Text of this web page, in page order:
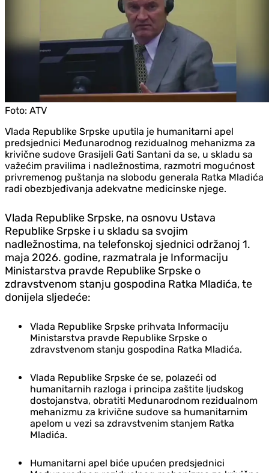
Foto: ATV
Vlada Republike Srpske uputila je humanitarni apel
predsjednici Međunarodnog rezidualnog mehanizma za
krivične sudove Grasijeli Gati Santani da se, u skladu sa
važećim pravilima i nadležnostima, razmotri mogućnost
privremenog puštanja na slobodu generala Ratka Mladića
radi obezbjeđivanja adekvatne medicinske njege.
Vlada Republike Srpske, na osnovu Ustava
Republike Srpske i u skladu sa svojim
nadležnostima, na telefonskoj sjednici održanoj 1.
maja 2026. godine, razmatrala je Informaciju
Ministarstva pravde Republike Srpske o
zdravstvenom stanju gospodina Ratka Mladića, te
donijela sljedeće:
Vlada Republike Srpske prihvata Informaciju
Ministarstva pravde Republike Srpske o
zdravstvenom stanju gospodina Ratka Mladića.
Vlada Republike Srpske će se, polazeći od
humanitarnih razloga i principa zaštite ljudskog
dostojanstva, obratiti Međunarodnom rezidualnom
mehanizmu za krivične sudove sa humanitarnim
apelom u vezi sa zdravstvenim stanjem Ratka
Mladića.
Humanitarni apel biće upućen predsjednici